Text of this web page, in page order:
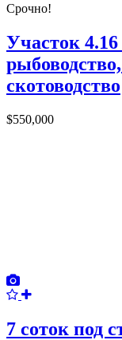
Срочно!
Участок
скотоводство
$550,000
7 соток под